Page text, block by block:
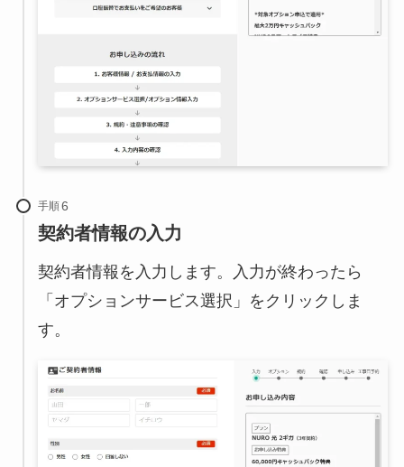
手順
契約者情報の入力
契約者情報を入力します。入力が終わったら
「オプションサービス選択」をクリックしま
す。